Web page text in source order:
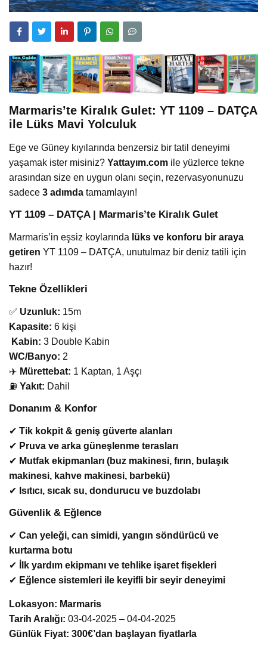
Marmaris’te Kiralık Gulet: YT 1109 – DATÇA
ile Lüks Mavi Yolculuk
Ege ve Güney kıyılarında benzersiz bir tatil deneyimi
yaşamak ister misiniz? Yattayım.com ile yüzlerce tekne
arasından size en uygun olanı seçin, rezervasyonunuzu
sadece 3 adımda tamamlayın!
YT 1109 – DATÇA | Marmaris’te Kiralık Gulet
Marmaris’in eşsiz koylarında lüks ve konforu bir araya
getiren YT 1109 – DATÇA, unutulmaz bir deniz tatili için
hazır!
Tekne Özellikleri
✅ Uzunluk: 15m
Kapasite: 6 kişi
Kabin: 3 Double Kabin
WC/Banyo: 2
‍✈️ Mürettebat: 1 Kaptan, 1 Aşçı
⛽ Yakıt: Dahil
Donanım & Konfor
✔ Tik kokpit & geniş güverte alanları
✔ Pruva ve arka güneşlenme terasları
✔ Mutfak ekipmanları (buz makinesi, fırın, bulaşık
makinesi, kahve makinesi, barbekü)
✔ Isıtıcı, sıcak su, dondurucu ve buzdolabı
Güvenlik & Eğlence
✔ Can yeleği, can simidi, yangın söndürücü ve
kurtarma botu
✔
İlk yardım ekipmanı ve tehlike işaret fişekleri
✔ Eğlence sistemleri ile keyifli bir seyir deneyimi
Lokasyon: Marmaris
Tarih Aralığı: 03-04-2025 – 04-04-2025
Günlük Fiyat: 300€’dan başlayan fiyatlarla